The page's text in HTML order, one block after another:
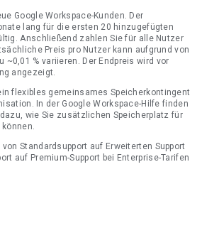
Google Workspace-Kunden. Der
lang für die ersten 20 hinzugefügten
Anschließend zahlen Sie für alle Nutzer
Preis pro Nutzer kann aufgrund von
~0,01 % variieren. Der Endpreis wird vor
angezeigt.
flexibles gemeinsames Speicherkontingent
In der Google Workspace-Hilfe finden
wie Sie zusätzlichen Speicherplatz für
Standardsupport auf Erweiterten Support
auf Premium-Support bei Enterprise-Tarifen